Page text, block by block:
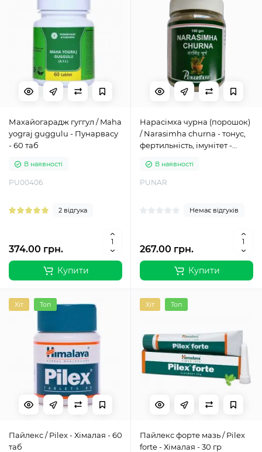
Махайогарадж гуггул / Maha
yograj guggulu - Пунарвасу
- 60 таб
В наявності
PU00406
2 відгука
374.00 грн.
Купити
Нарасімха чурна (порошок)
/ Narasimha churna - тонус,
фертильність, імунітет -
В наявності
PUNAR
Немає відгуків
267.00 грн.
Купити
Хіт Топ
Пайлекс / Pilex - Хімалая - 60
таб
Хіт Топ
Пайлекс форте мазь / Pilex
forte - Хімалая - 30 гр